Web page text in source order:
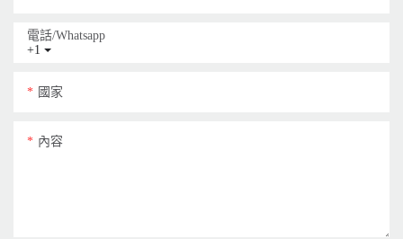
+1
電話/whatsapp
國家
內容